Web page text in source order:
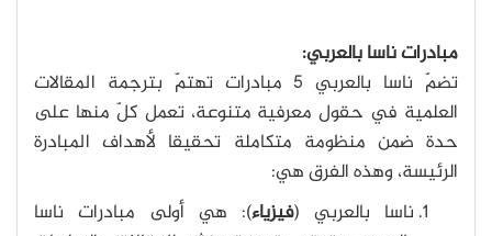
مبادرات ناسا بالعربي:
تضمّ ناسا بالعربي 5 مبادرات تهتمّ بترجمة المقالات
العلمية في حقول معرفية متنوعة، تعمل كلّ منها على
حدة ضمن منظومة متكاملة تحقيقا لأهداف المبادرة
الرئيسة، وهذه الفرق هي:
ناسا بالعربي (فيزياء): هي أولى مبادرات ناسا